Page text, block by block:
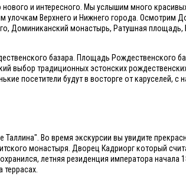
и интересного. Мы услышим много
улочкам Верхнего и Нижнего города. Осмотрим
Доминиканский монастырь, Ратушная
базара. Площадь Рождественского
выбор традиционных эстонских
посетители будут в восторге от каруселей, с
Во время экскурсии вы увидите
монастыря. Дворец Кадриорг который
летняя резиденция императора начала